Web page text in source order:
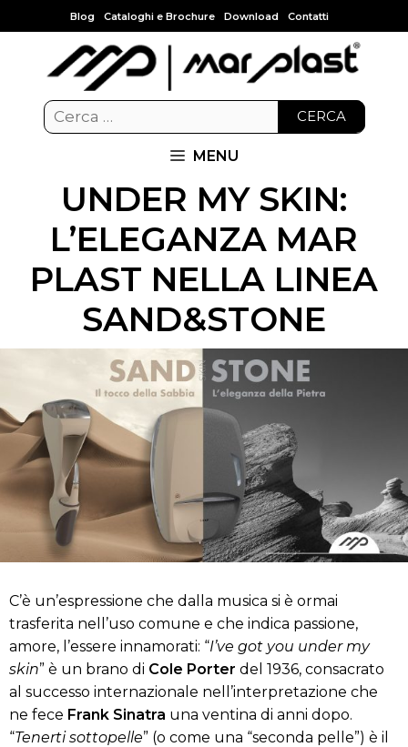
Blog Cataloghi e Brochure Download Contatti
CERCA
MENU
UNDER MY SKIN:
L’ELEGANZA MAR
PLAST NELLA LINEA
SAND&STONE
C’è un’espressione che dalla musica si è ormai
trasferita nell’uso comune e che indica passione,
amore, l’essere innamorati: “I’ve got you under my
skin” è un brano di Cole Porter del 1936, consacrato
al successo internazionale nell’interpretazione che
ne fece Frank Sinatra una ventina di anni dopo.
“Tenerti sottopelle” (o come una “seconda pelle”) è il